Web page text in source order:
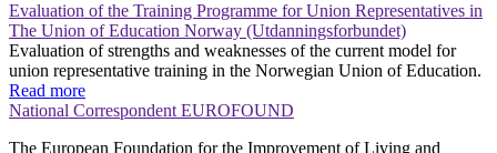
Evaluation of the Training Programme for Union Representatives in
The Union of Education Norway (Utdanningsforbundet)
Evaluation of strengths and weaknesses of the current model for
union representative training in the Norwegian Union of Education.
Read more
National Correspondent EUROFOUND
The European Foundation for the Improvement of Living and